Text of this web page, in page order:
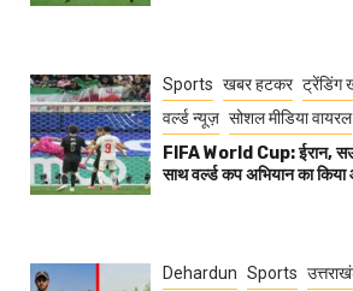
Sports खबर हटकर ट्रेंडिंग
वर्ल्ड न्यूज़ सोशल मीडिया वायरल
FIFA World Cup: ईरान,
साथ वर्ल्ड कप अभियान का
Dehardun Sports